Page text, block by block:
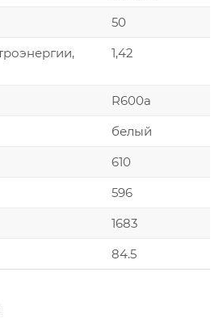
50
1,42
R600а
белый
610
596
1683
84.5